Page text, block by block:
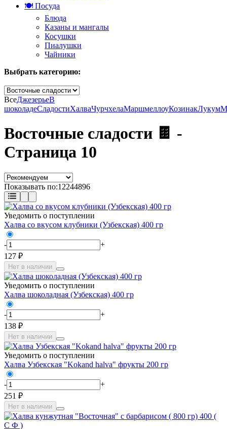
🍽️ Посуда
Блюда
Казаны и мангалы
Косушки
Пиалушки
Чайники
Выбрать категорию:
ВсеДжезерьеВ
шоколадеСладостиХалваЧурчхелаМаршмеллоуКозинакЛукум
Восточные сладости 🍫 -
Страница 10
Показывать по:12244896
Уведомить о поступлении
Халва со вкусом клубники (Узбекская) 400 гр
-
+
127 ₽
Нет в наличии
Уведомить о поступлении
Халва шоколадная (Узбекская) 400 гр
-
+
138 ₽
Нет в наличии
Уведомить о поступлении
Халва Узбекская "Kokand halva" фрукты 200 гр
-
+
251 ₽
Нет в наличии